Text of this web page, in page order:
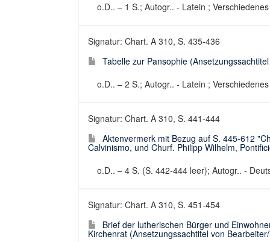
o.D.. – 1 S.; Autogr.. - Latein ;
Signatur: Chart. A 310, S. 435-436
Tabelle zur Pansophie
o.D.. – 2 S.; Autogr.. - Latein ;
Signatur: Chart. A 310, S. 441-444
Aktenvermerk mit Bezug auf S. 445-612
Calvinismo, und Churf. Philipp Wilhelm,
o.D.. – 4 S. (S. 442-444 leer); Autogr.. -
Signatur: Chart. A 310, S. 451-454
Brief der lutherischen Bürger und
Kirchenrat (Ansetzungssachtitel von